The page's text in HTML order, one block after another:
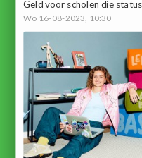
Geld voor scholen die
Wo 16-08-2023, 10:30